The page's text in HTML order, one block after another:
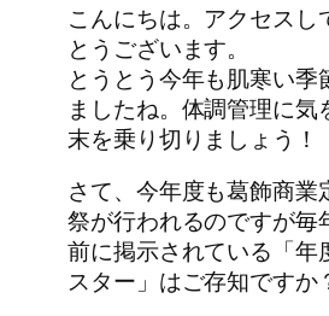
こんにちは。アクセスし
とうございます。
とうとう今年も肌寒い季
ましたね。体調管理に気
末を乗り切りましょう！
さて、今年度も葛飾商業
祭が行われるのですが毎
前に掲示されている「年
スター」はご存知ですか